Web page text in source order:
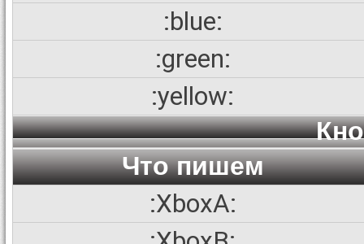
:blue:
:green:
:yellow:
Что пишем
:XboxA: